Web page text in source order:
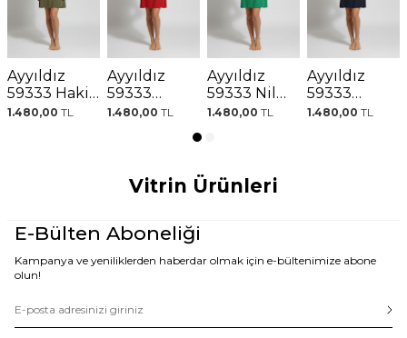
Ayyıldız
59333 Haki
Penye
1.480,00 TL
Ayyıldız
59333
Kırmızı
1.480,00 TL
Ayyıldız
59333 Nil
Yeşili Penye
1.480,00 TL
Ayyıldız
59333
Lacivert
1.480,00 TL
Vitrin Ürünleri
E-Bülten Aboneliği
Kampanya ve yeniliklerden haberdar olmak için e-bültenimize abone
olun!